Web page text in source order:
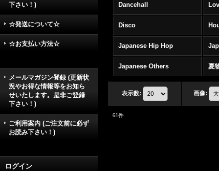
下さい！)
☆発送について☆
☆お支払い方法☆
メールマガジン登録 (更新状
況やお得な情報等をお知ら
せいたします。是非ご登録
下さい！)
ご利用案内 (ご注文前に必ず
お読み下さい！)
ログイン
Dancehall
Disco
Japanese Hip Hop
Japanese Others 夏
表示数: 画像:
61件